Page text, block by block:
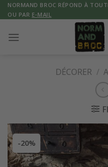
Skip
to
NORMAND BROC RÉPOND À
OU PAR E-MAIL
DÉCORER /
-20%